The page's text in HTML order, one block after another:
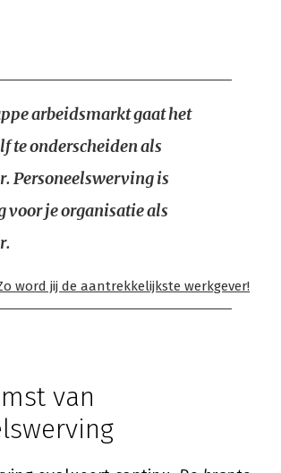
arbeidsmarkt gaat het
te onderscheiden als
Personeelswerving is
voor je organisatie als
word jij de aantrekkelijkste werkgever!
van